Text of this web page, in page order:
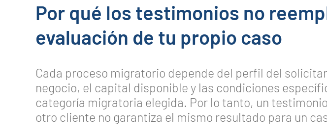
Por qué los testimonios no
evaluación de tu propio caso
Cada proceso migratorio depende del perfil del
negocio, el capital disponible y las condiciones
categoría migratoria elegida. Por lo tanto, un
otro cliente no garantiza el mismo resultado para un